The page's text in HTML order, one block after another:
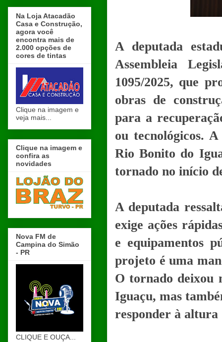
A deputada
Assembleia
1095/2025, que
obras de
para a
ou tecnológicos.
Rio Bonito do
tornado no início
A deputada
exige ações
e equipamentos
projeto é uma
O tornado deixou
Iguaçu, mas
responder à altura
Na Loja Atacadão
Casa e Construção,
agora você
encontra mais de
2.000 opções de
cores de tintas
Clique na imagem e
veja mais...
Clique na imagem e
confira as
novidades
Nova FM de
Campina do Simão
- PR
CLIQUE E OUÇA...